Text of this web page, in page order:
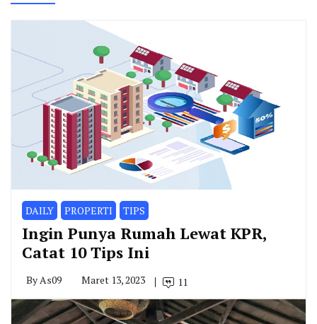
DAILY PROPERTI TIPS
Ingin Punya Rumah Lewat KPR,
Catat 10 Tips Ini
ByAs09 Maret 13, 2023 11